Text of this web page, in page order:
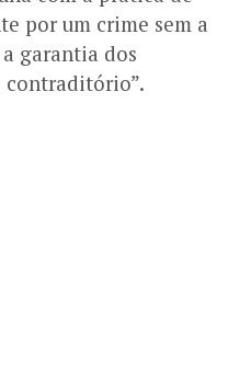
por um crime sem a
garantia dos
contraditório”.